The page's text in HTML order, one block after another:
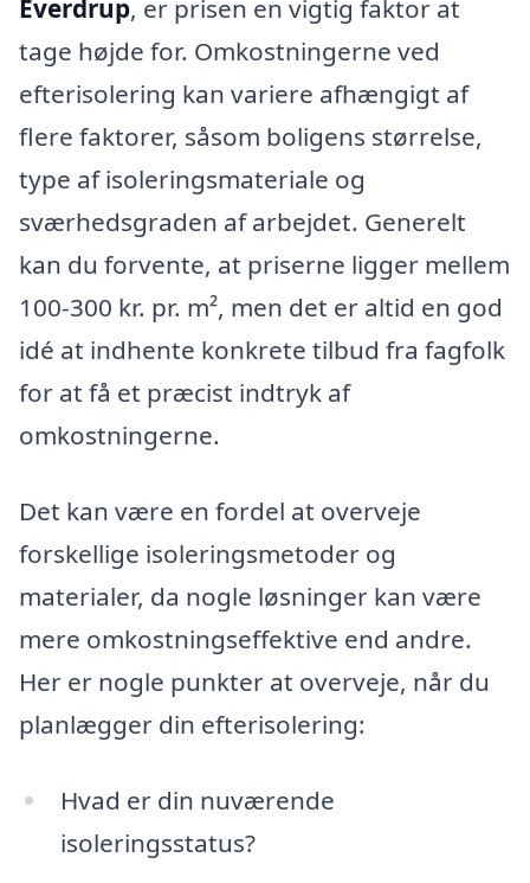
Everdrup, er prisen en vigtig faktor at
tage højde for. Omkostningerne ved
efterisolering kan variere afhængigt af
flere faktorer, såsom boligens størrelse,
type af isoleringsmateriale og
sværhedsgraden af arbejdet. Generelt
kan du forvente, at priserne ligger mellem
100-300 kr. pr. m², men det er altid en god
idé at indhente konkrete tilbud fra fagfolk
for at få et præcist indtryk af
omkostningerne.
Det kan være en fordel at overveje
forskellige isoleringsmetoder og
materialer, da nogle løsninger kan være
mere omkostningseffektive end andre.
Her er nogle punkter at overveje, når du
planlægger din efterisolering:
Hvad er din nuværende
isoleringsstatus?